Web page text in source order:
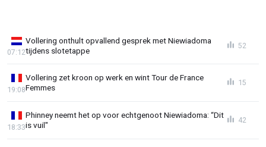
Vollering onthult opvallend gesprek met Niewiadoma
tijdens slotetappe
07:12
52
Vollering zet kroon op werk en wint Tour de France
Femmes
19:08
15
Phinney neemt het op voor echtgenoot Niewiadoma: “Dit
is vuil"
18:33
42